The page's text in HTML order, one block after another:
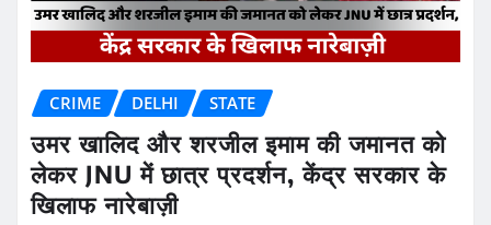
CRIME DELHI STATE
उमर खालिद और शरजील इमाम की जमानत को
लेकर JNU में छात्र प्रदर्शन, केंद्र सरकार के
खिलाफ नारेबाज़ी